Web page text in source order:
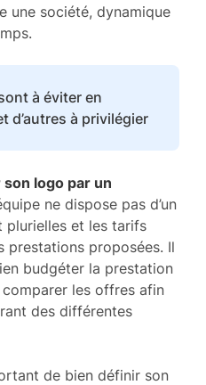
une société, dynamique
à éviter en
d’autres à privilégier
logo par un
ne dispose pas d’un
plurielles et les tarifs
prestations proposées. Il
budgéter la prestation
les offres afin
des différentes
de bien définir son